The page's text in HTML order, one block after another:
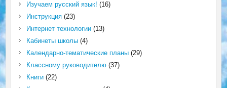
Изучаем русский язык! (16)
Инструкция(23)
Интернет технологии(13)
Кабинеты школы(4)
Календарно-тематические планы(29)
Классному руководителю(37)
Книги(22)